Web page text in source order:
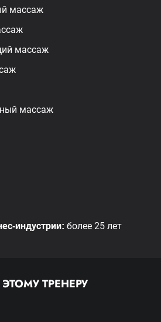
массаж
массаж
массаж
индустрии: более 25 лет
ТРЕНЕРУ